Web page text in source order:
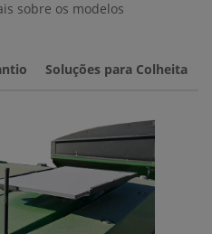
sobre os modelos
Soluções para Colheita